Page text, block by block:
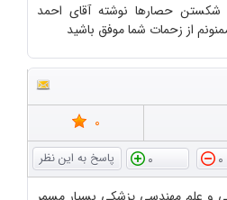
حصارها نوشته آقای احمد
از زحمات شما موفق باشید
0
0
0